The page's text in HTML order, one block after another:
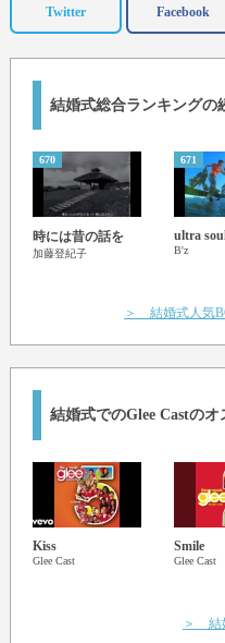
Twitter Facebook
結婚式総合ランキングの
670
時には昔の話を
加藤登紀子
671
ultra
B'z
＞ 結婚式人気
結婚式でのGlee Castのオ
Kiss
Glee Cast
Smile
Glee Cast
＞ 結